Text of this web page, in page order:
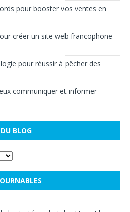
pour booster vos ventes en
créer un site web francophone
pour réussir à pêcher des
communiquer et informer
BLOG